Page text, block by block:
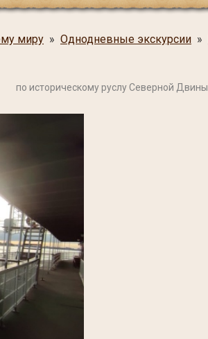
миру » Однодневные экскурсии »
по историческому руслу Северной Двины